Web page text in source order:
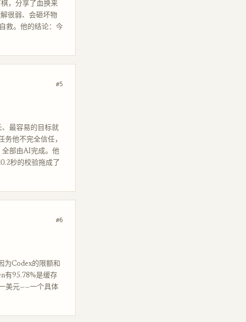
，分享了血换来
很弱、会砸坏物
救。他的结论：今
#5
最容易的目标就
他不完全信任，
全部由AI完成。他
秒的校验拖成了
#6
为Codex的限额和
有95.78%是缓存
美元——一个具体